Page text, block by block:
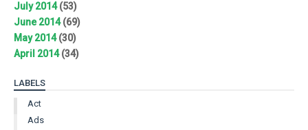
July 2014(53)
June 2014(69)
May 2014(30)
April 2014(34)
LABELS
Act
Ads